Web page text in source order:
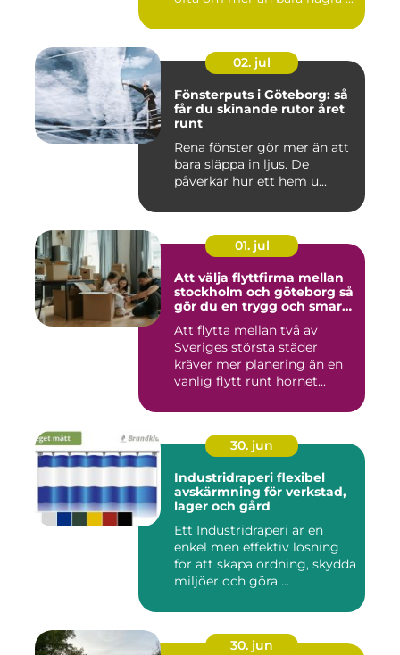
02. jul
Fönsterputs i Göteborg: så
får du skinande rutor året
runt
Rena fönster gör mer än att
bara släppa in ljus. De
påverkar hur ett hem u...
01. jul
Att välja flyttfirma mellan
stockholm och göteborg så
gör du en trygg och smart
Att flytta mellan två av
Sveriges största städer
kräver mer planering än en
vanlig flytt runt hörnet...
30. jun
Industridraperi flexibel
avskärmning för verkstad,
lager och gård
Ett Industridraperi är en
enkel men effektiv lösning
för att skapa ordning, skydda
miljöer och göra ...
30. jun